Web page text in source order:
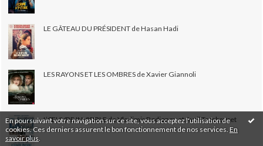
En poursuivant votre navigation sur ce site, vous acceptez l'utilisation de
cookies. Ces derniers assurent le bon fonctionnement de nos services. En
savoir plus
LE GÂTEAU DU PRÉSIDENT de Hasan Hadi
LES RAYONS ET LES OMBRES de Xavier Giannoli
L’ŒUVRE INVISIBLE de Vladimir Rodionov et Avril Tembouret